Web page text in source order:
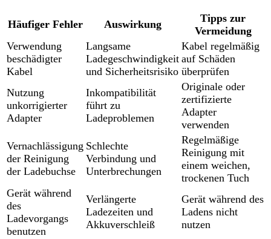
Häufiger Fehler Auswirkung
Tipps zur
Vermeidung
Verwendung
beschädigter
Kabel
Langsame
Ladegeschwindigkeit
und Sicherheitsrisiko
Kabel regelmäßig
auf Schäden
überprüfen
Nutzung
unkorrigierter
Adapter
Inkompatibilität
führt zu
Ladeproblemen
Originale oder
zertifizierte
Adapter
verwenden
Vernachlässigung
der Reinigung
der Ladebuchse
Schlechte
Verbindung und
Unterbrechungen
Regelmäßige
Reinigung mit
einem weichen,
trockenen Tuch
Gerät während
des
Ladevorgangs
benutzen
Verlängerte
Ladezeiten und
Akkuverschleiß
Gerät während des
Ladens nicht
nutzen